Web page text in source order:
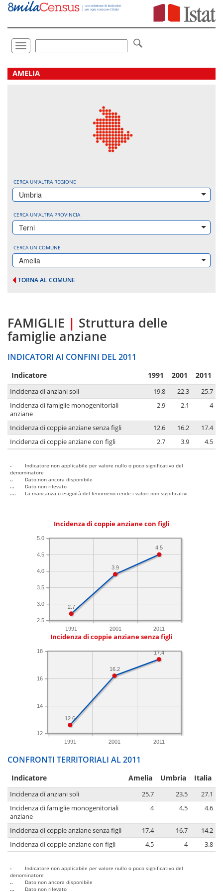
Vai
direttamente
Toggle
navigation
.
AMELIA
CERCA UN'ALTRA REGIONE
Umbria
CERCA UN'ALTRA PROVINCIA
Terni
CERCA UN COMUNE
Amelia
TORNA AL COMUNE
FAMIGLIE | Struttura delle
famiglie anziane
INDICATORI AI CONFINI DEL 2011
Indicatore 1991 2001 2011
Incidenza di anziani soli 19.8 22.3
25.7
Incidenza di famiglie monogenitoriali
anziane
2.9 2.1 4
Incidenza di coppie anziane senza figli 12.6 16.2
17.4
Incidenza di coppie anziane con figli
2.7 3.9 4.5
-
Indicatore non applicabile per valore nullo o poco significativo del
denominatore
..
Dato non ancora disponibile
...
Dato non rilevato
....
La mancanza o esiguità del fenomeno rende i valori non significativi
Incidenza di coppie anziane con figli
1991 2001 2011
2.5
3.0
3.5
4.0
4.5
5.0
4.5
3.9
2.7
Incidenza di coppie anziane senza figli
1991 2001 2011
12
14
16
18 17.4
16.2
12.6
CONFRONTI TERRITORIALI AL 2011
Indicatore Amelia Umbria Italia
Incidenza di anziani soli 25.7 23.5
27.1
Incidenza di famiglie monogenitoriali
anziane
4 4.5 4.6
Incidenza di coppie anziane senza figli 17.4 16.7
14.2
Incidenza di coppie anziane con figli
4.5 4 3.8
-
Indicatore non applicabile per valore nullo o poco significativo del
denominatore
..
Dato non ancora disponibile
...
Dato non rilevato